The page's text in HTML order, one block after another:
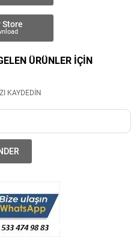
Store
ÜRÜNLER İÇİN
KAYDEDİN